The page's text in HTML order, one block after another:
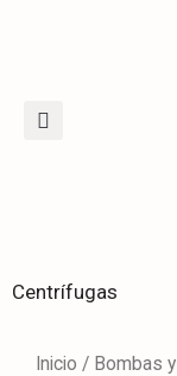
Centrífugas
Inicio / Bombas y